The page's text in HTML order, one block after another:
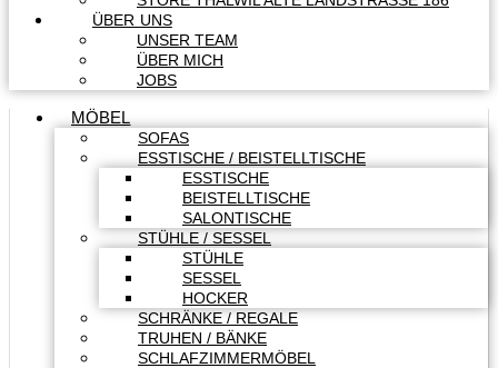
ÜBER UNS
UNSER TEAM
ÜBER MICH
JOBS
MÖBEL
SOFAS
ESSTISCHE / BEISTELLTISCHE
ESSTISCHE
BEISTELLTISCHE
SALONTISCHE
STÜHLE / SESSEL
STÜHLE
SESSEL
HOCKER
SCHRÄNKE / REGALE
TRUHEN / BÄNKE
SCHLAFZIMMERMÖBEL